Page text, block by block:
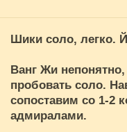
Шики соло, легко.
Ванг Жи
пробовать соло.
сопоставим со 1-2
адмиралами.